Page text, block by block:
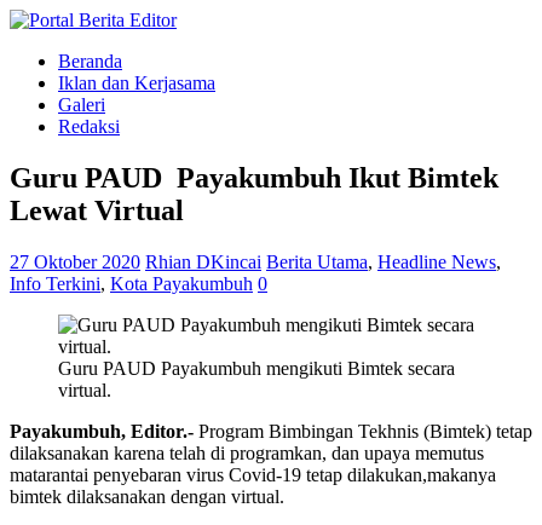
Beranda
Iklan dan Kerjasama
Galeri
Redaksi
Guru PAUD Payakumbuh Ikut Bimtek
Lewat Virtual
27 Oktober 2020 Rhian DKincai Berita Utama, Headline News,
Info Terkini, Kota Payakumbuh 0
Guru PAUD Payakumbuh mengikuti Bimtek secara
virtual.
Payakumbuh, Editor.- Program Bimbingan Tekhnis (Bimtek) tetap
dilaksanakan karena telah di programkan, dan upaya memutus
matarantai penyebaran virus Covid-19 tetap dilakukan,makanya
bimtek dilaksanakan dengan virtual.